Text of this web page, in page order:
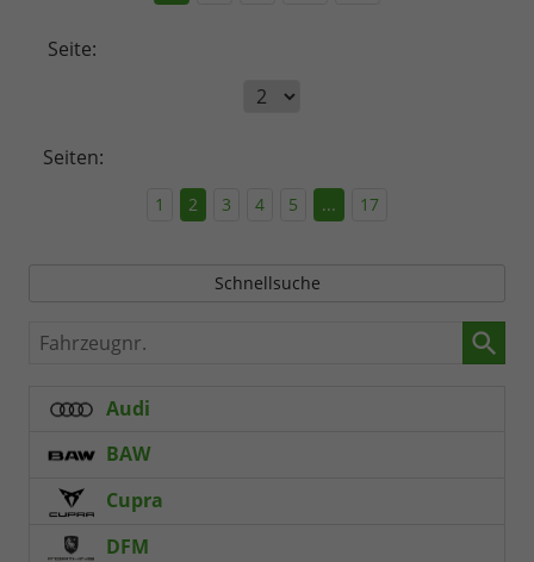
Seite:
Seiten:
1 2 3 4 5 ... 17
Schnellsuche
Fahrzeugnr.
Audi
BAW
Cupra
DFM